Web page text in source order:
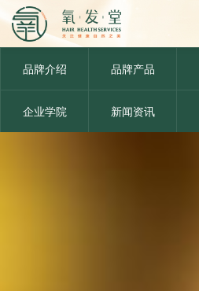
品牌介绍 品牌产品
企业学院 新闻资讯